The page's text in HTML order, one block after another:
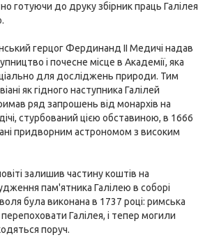
готуючи до друку збірник праць Галілея
герцог Фердинанд II Медичі надав
і почесне місце в Академії, яка
для досліджень природи. Тим
як гідного наступника Галілей
ряд запрошень від монархів на
стурбований цією обставиною, в 1666
придворним астрономом з високим
залишив частину коштів на
пам'ятника Галілею в соборі
була виконана в 1737 році: римська
Галілея, і тепер могили
поруч.